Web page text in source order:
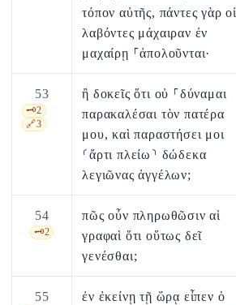
τόπον αὐτῆς, πάντες γὰρ οἱ
λαβόντες μάχαιραν ἐν
μαχαίρῃ ⸀ἀπολοῦνται·
53
🗝️2
🔗3
ἢ δοκεῖς ὅτι οὐ ⸀δύναμαι
παρακαλέσαι τὸν πατέρα
μου, καὶ παραστήσει μοι
⸂ἄρτι πλείω⸃ δώδεκα
λεγιῶνας ἀγγέλων;
54
🗝️2
πῶς οὖν πληρωθῶσιν αἱ
γραφαὶ ὅτι οὕτως δεῖ
γενέσθαι;
55
ἐν ἐκείνῃ τῇ ὥρᾳ εἶπεν ὁ